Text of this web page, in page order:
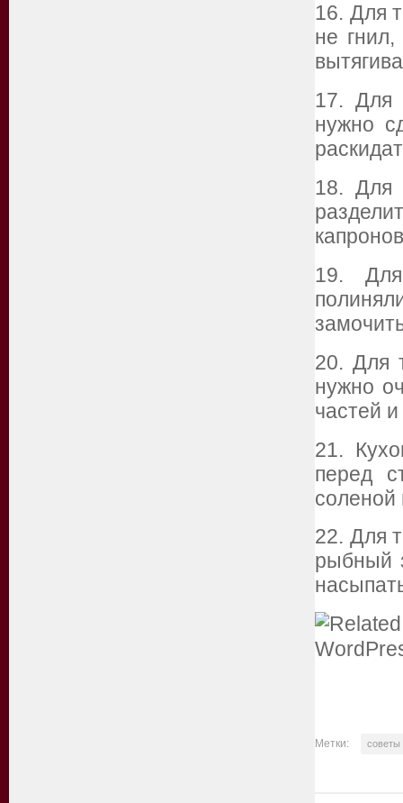
16. Для
не
17. Для
нужно
18. Для
19.
20. Для
нужно
частей
21.
перед
соленой
22. Для
рыбный
Метки: советы